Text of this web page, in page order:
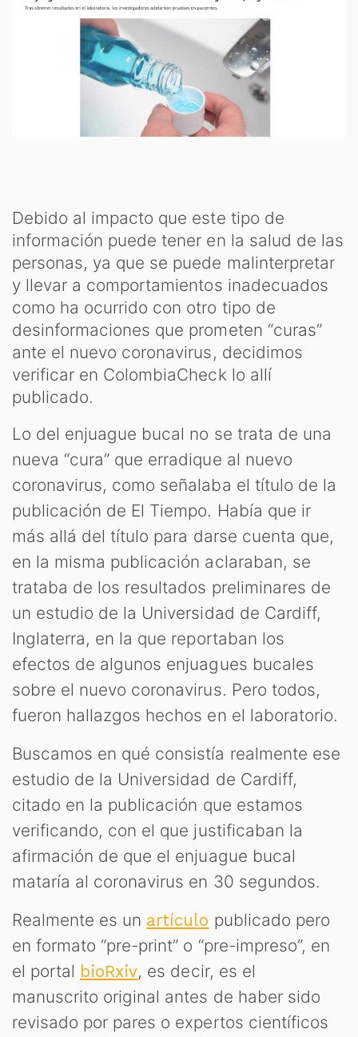
Debido al impacto que este tipo de
información puede tener en la salud de las
personas, ya que se puede malinterpretar
y llevar a comportamientos inadecuados
como ha ocurrido con otro tipo de
desinformaciones que prometen “curas”
ante el nuevo coronavirus, decidimos
verificar en ColombiaCheck lo allí
publicado.
Lo del enjuague bucal no se trata de una
nueva “cura” que erradique al nuevo
coronavirus, como señalaba el título de la
publicación de El Tiempo. Había que ir
más allá del título para darse cuenta que,
en la misma publicación aclaraban, se
trataba de los resultados preliminares de
un estudio de la Universidad de Cardiff,
Inglaterra, en la que reportaban los
efectos de algunos enjuagues bucales
sobre el nuevo coronavirus. Pero todos,
fueron hallazgos hechos en el laboratorio.
Buscamos en qué consistía realmente ese
estudio de la Universidad de Cardiff,
citado en la publicación que estamos
verificando, con el que justificaban la
afirmación de que el enjuague bucal
mataría al coronavirus en 30 segundos.
Realmente es un artículo publicado pero
en formato “pre-print” o “pre-impreso”, en
el portal bioRxiv, es decir, es el
manuscrito original antes de haber sido
revisado por pares o expertos científicos